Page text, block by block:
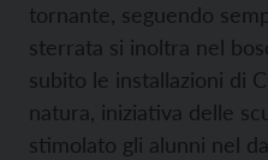
tornante, seguendo
sterrata si inoltra nel
subito le installazioni di
natura, iniziativa delle
stimolato gli alunni nel